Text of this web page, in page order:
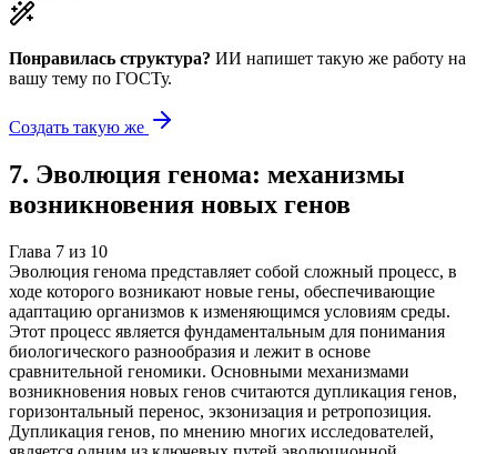
Понравилась структура? ИИ напишет такую же работу на
вашу тему по ГОСТу.
Создать такую же
7. Эволюция генома: механизмы
возникновения новых генов
Глава 7 из 10
Эволюция генома представляет собой сложный процесс, в
ходе которого возникают новые гены, обеспечивающие
адаптацию организмов к изменяющимся условиям среды.
Этот процесс является фундаментальным для понимания
биологического разнообразия и лежит в основе
сравнительной геномики. Основными механизмами
возникновения новых генов считаются дупликация генов,
горизонтальный перенос, экзонизация и ретропозиция.
Дупликация генов, по мнению многих исследователей,